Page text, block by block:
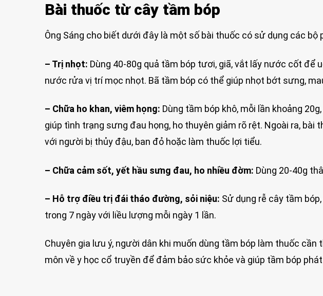
Bài thuốc từ cây tầm bóp
Ông Sáng cho biết dưới đây là một số bài thuốc có sử dụng các bộ
– Trị nhọt: Dùng 40-80g quả tầm bóp tươi, giã, vắt lấy nước cốt để
nước rửa vị trí mọc nhọt. Bã tầm bóp có thể giúp nhọt bớt sưng,
– Chữa ho khan, viêm họng: Dùng tầm bóp khô, mỗi lần khoảng
giúp tình trạng sưng đau họng, ho thuyên giảm rõ rệt. Ngoài ra, bài
với người bị thủy đậu, ban đỏ hoặc làm thuốc lợi tiểu.
– Chữa cảm sốt, yết hầu sưng đau, ho nhiều đờm: Dùng 20-40g
– Hỗ trợ điều trị đái tháo đường, sỏi niệu: Sử dụng rễ cây tầm
trong 7 ngày với liều lượng mỗi ngày 1 lần.
Chuyên gia lưu ý, người dân khi muốn dùng tầm bóp làm thuốc
môn về y học cổ truyền để đảm bảo sức khỏe và giúp tầm bóp